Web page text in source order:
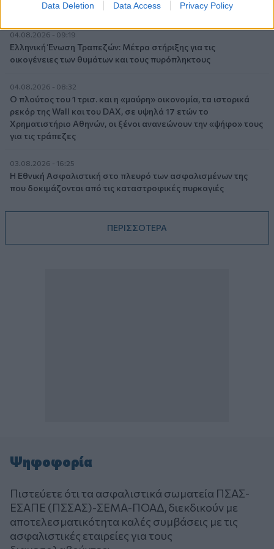
Data Deletion Data Access Privacy Policy
ΙΑΤΡΙΚΟ ΑΘΗΝΩΝ
04.08.2026 - 09:19
Ελληνική Ένωση Τραπεζών: Μέτρα στήριξης για τις
οικογένειες των θυμάτων και τους πυρόπληκτους
04.08.2026 - 08:32
Ο πλούτος του 1 τρισ. και η «μαύρη» οικονομία, τα ιστορικά
ρεκόρ της Wall και του DAX, σε υψηλά 17 ετών το
Χρηματιστήριο Αθηνών, οι ξένοι ανανεώνουν την «ψήφο» τους
για τις τράπεζες
03.08.2026 - 16:25
Η Εθνική Ασφαλιστική στο πλευρό των ασφαλισμένων της
που δοκιμάζονται από τις καταστροφικές πυρκαγιές
ΠΕΡΙΣΣΟΤΕΡΑ
Ψηφοφορία
Πιστεύετε ότι τα ασφαλιστικά σωματεία ΠΣΑΣ-
ΕΣΑΠΕ (ΠΣΣΑΣ)-ΣΕΜΑ-ΠΟΑΔ, διεκδικούν με
αποτελεσματικότητα καλές συμβάσεις με τις
ασφαλιστικές εταιρείες για τους